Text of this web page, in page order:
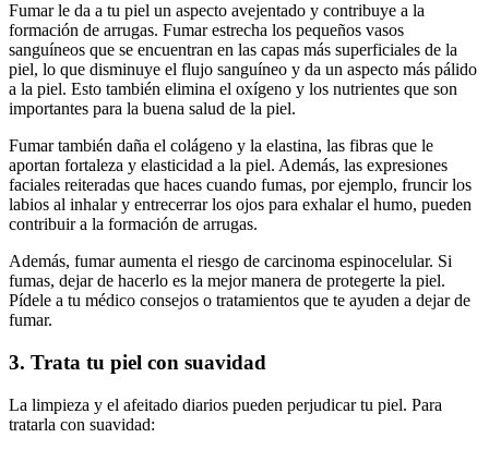
Fumar le da a tu piel un aspecto avejentado y contribuye a la
formación de arrugas. Fumar estrecha los pequeños vasos
sanguíneos que se encuentran en las capas más superficiales de la
piel, lo que disminuye el flujo sanguíneo y da un aspecto más pálido
a la piel. Esto también elimina el oxígeno y los nutrientes que son
importantes para la buena salud de la piel.
Fumar también daña el colágeno y la elastina, las fibras que le
aportan fortaleza y elasticidad a la piel. Además, las expresiones
faciales reiteradas que haces cuando fumas, por ejemplo, fruncir los
labios al inhalar y entrecerrar los ojos para exhalar el humo, pueden
contribuir a la formación de arrugas.
Además, fumar aumenta el riesgo de carcinoma espinocelular. Si
fumas, dejar de hacerlo es la mejor manera de protegerte la piel.
Pídele a tu médico consejos o tratamientos que te ayuden a dejar de
fumar.
3. Trata tu piel con suavidad
La limpieza y el afeitado diarios pueden perjudicar tu piel. Para
tratarla con suavidad: